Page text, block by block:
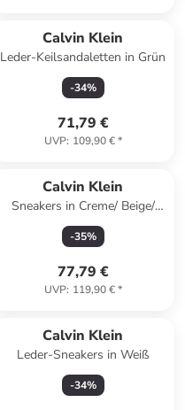
Calvin Klein
Leder-Keilsandaletten in Grün
-34%
71,79 €
UVP: 109,90 €*
Calvin Klein
Sneakers in Creme/ Beige/
Braun
-35%
77,79 €
UVP: 119,90 €*
Calvin Klein
Leder-Sneakers in Weiß
-34%